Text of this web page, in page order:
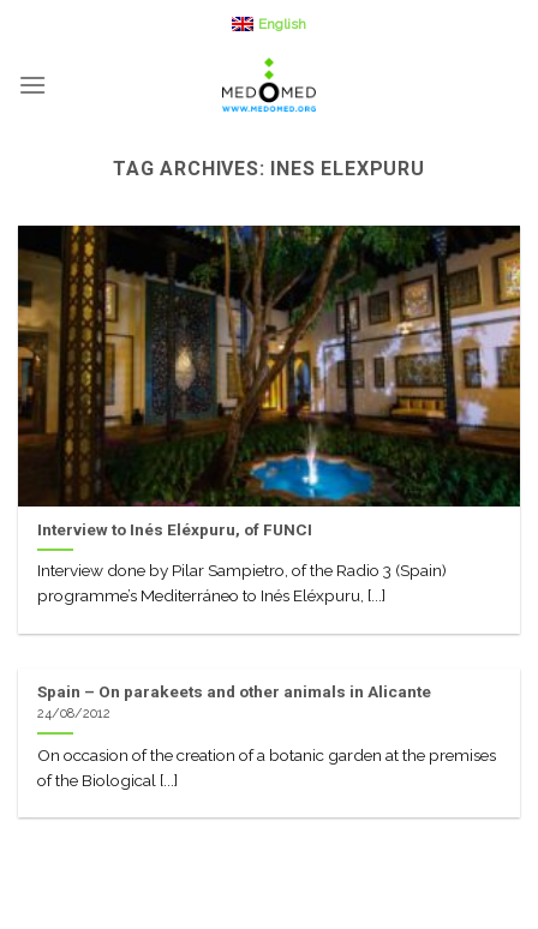
content
English
TAG ARCHIVES: INES ELEXPURU
Interview to Inés Eléxpuru, of FUNCI
Interview done by Pilar Sampietro, of the Radio 3 (Spain)
programme’s Mediterráneo to Inés Eléxpuru, [...]
Spain – On parakeets and other animals in Alicante
24/08/2012
On occasion of the creation of a botanic garden at the premises
of the Biological [...]